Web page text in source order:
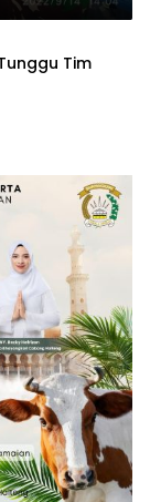
Tim